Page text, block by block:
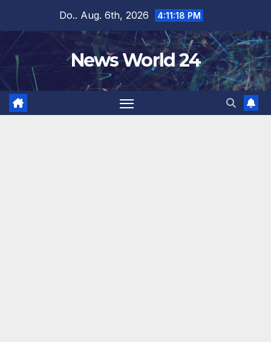
springen
Do.. Aug. 6th, 2026 4:11:18 PM
News World 24